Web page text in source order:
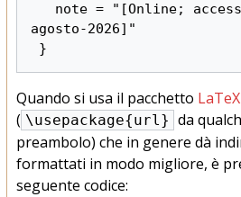
agosto-2026]"
Quando si usa il pacchetto LaTeX
( \usepackage{url} da
preambolo) che in genere dà
formattati in modo migliore, è
seguente codice: